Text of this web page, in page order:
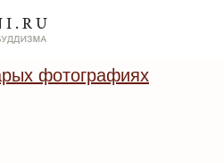
фотографиях